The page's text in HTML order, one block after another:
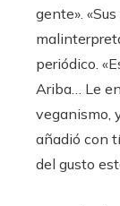
gente».
periódico.
Ariba… Le
veganismo,
añadió con
del gusto